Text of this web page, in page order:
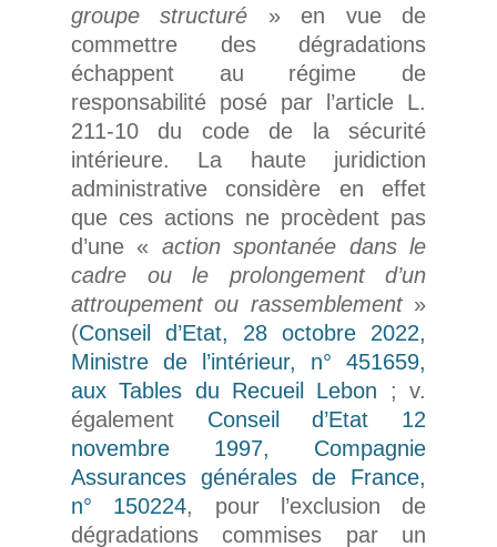
groupe structuré » en vue de
commettre des dégradations
échappent au régime de
responsabilité posé par l’article L.
211-10 du code de la sécurité
intérieure. La haute juridiction
administrative considère en effet
que ces actions ne procèdent pas
d’une « action spontanée dans le
cadre ou le prolongement d’un
attroupement ou rassemblement»
(Conseil d’Etat, 28 octobre 2022,
Ministre de l’intérieur, n° 451659,
aux Tables du Recueil Lebon ; v.
également Conseil d’Etat 12
novembre 1997, Compagnie
Assurances générales de France,
n° 150224, pour l’exclusion de
dégradations commises par un